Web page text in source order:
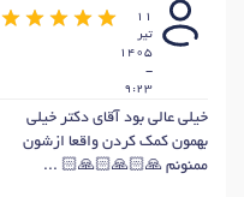
11
تير
1405
-
9:23
خیلی عالی بود آقای دکتر خیلی
بهمون کمک کردن واقعا ازشون
ممنونم 🙏🏻🙏🏻🙏🏻 ...